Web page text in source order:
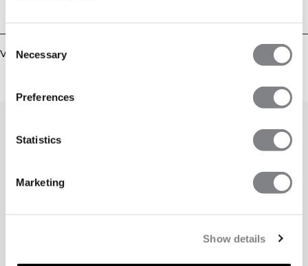
Selection
Necessary
Preferences
Statistics
Marketing
Show details
Vergelijkbare producten